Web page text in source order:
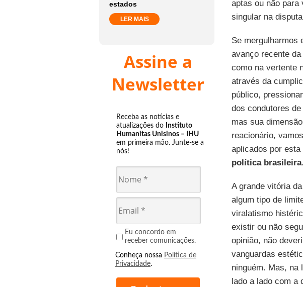
estados
LER MAIS
Assine a
Newsletter
Receba as notícias e
atualizações do Instituto
Humanitas Unisinos – IHU
em primeira mão. Junte-se a
nós!
Eu concordo em
receber comunicações.
Conheça nossa Política de
Privacidade.
aptas ou não
singular na
Se mergulharmos
avanço recente da
como na vertente
através da
público,
dos condutores
mas sua
reacionário,
aplicados por
política brasileira.
A grande vitória
algum tipo de
viralatismo
existir ou não
opinião, não
vanguardas
ninguém. Mas, na
lado a lado com a